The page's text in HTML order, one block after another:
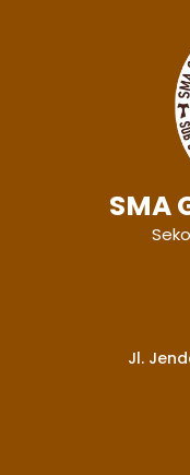
SMA
Jl.